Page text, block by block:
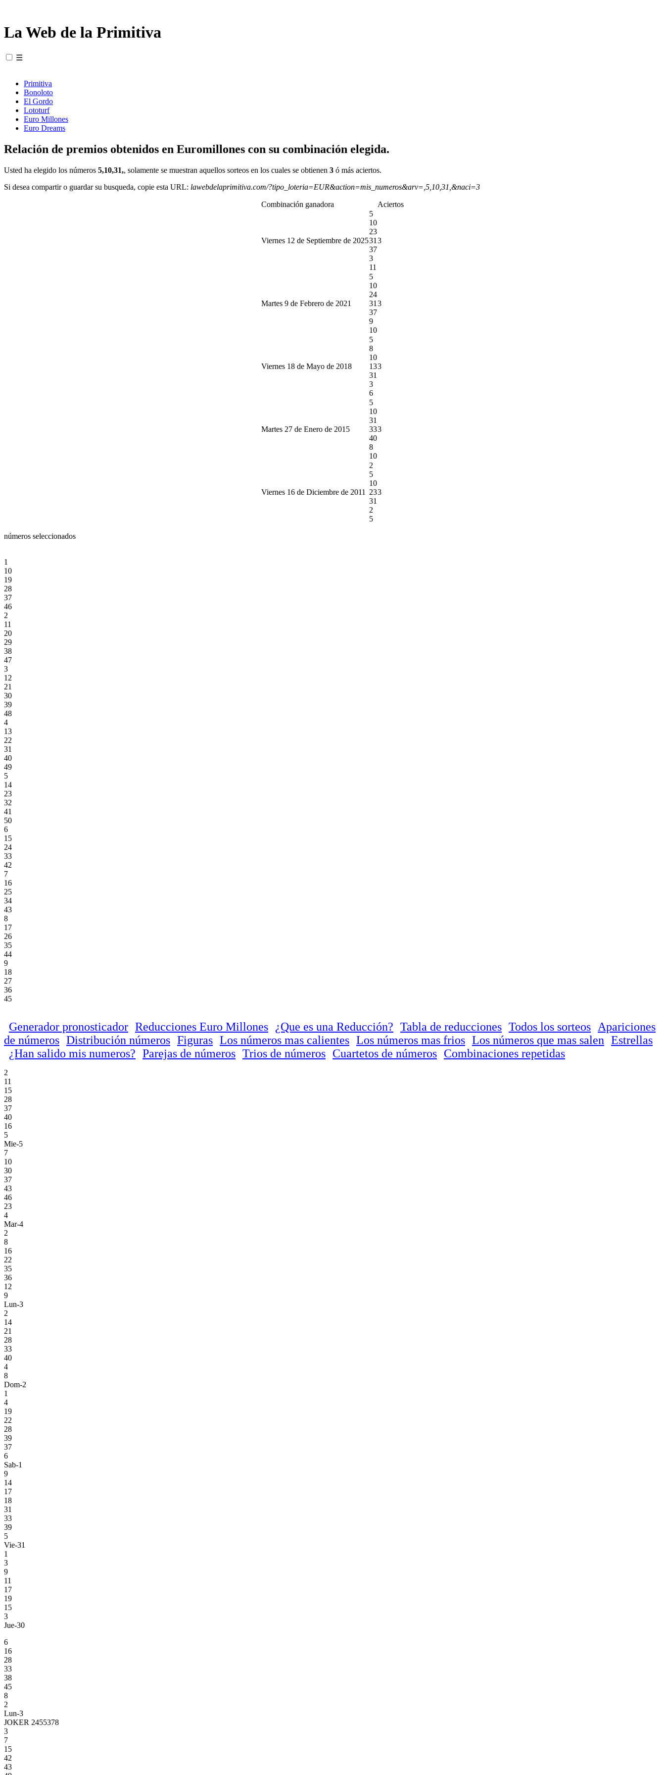
La Web de la Primitiva
☰
Primitiva
Bonoloto
El Gordo
Lototurf
Euro Millones
Euro Dreams
Relación de premios obtenidos en Euromillones con su combinación elegida.
Usted ha elegido los números 5,10,31,, solamente se muestran aquellos sorteos en los cuales se obtienen 3 ó más aciertos.
Si desea compartir o guardar su busqueda, copie esta URL: lawebdelaprimitiva.com/?tipo_loteria=EUR&action=mis_numeros&arv=,5,10,31,&naci=3
Combinación ganadora Aciertos
Viernes 12 de Septiembre de 2025
5
10
23
31
37
3
11
3
Martes 9 de Febrero de 2021
5
10
24
31
37
9
10
3
Viernes 18 de Mayo de 2018
5
8
10
13
31
3
6
3
Martes 27 de Enero de 2015
5
10
31
33
40
8
10
3
Viernes 16 de Diciembre de 2011
2
5
10
23
31
2
5
3
números seleccionados
1
10
19
28
37
46
2
11
20
29
38
47
3
12
21
30
39
48
4
13
22
31
40
49
5
14
23
32
41
50
6
15
24
33
42
7
16
25
34
43
8
17
26
35
44
9
18
27
36
45
Generador pronosticador Reducciones Euro Millones ¿Que es una Reducción? Tabla de reducciones Todos los sorteos
Apariciones
de números Distribución números Figuras Los números mas calientes Los números mas frios Los números que mas salen Estrellas
¿Han salido mis numeros? Parejas de números Trios de números Cuartetos de números Combinaciones repetidas
2
11
15
28
37
40
16
5
Mie-5
7
10
30
37
43
46
23
4
Mar-4
2
8
16
22
35
36
12
9
Lun-3
2
14
21
28
33
40
4
8
Dom-2
1
4
19
22
28
39
37
6
Sab-1
9
14
17
18
31
33
39
5
Vie-31
1
3
9
11
17
19
15
3
Jue-30
6
16
28
33
38
45
8
2
Lun-3
JOKER 2455378
3
7
15
42
43